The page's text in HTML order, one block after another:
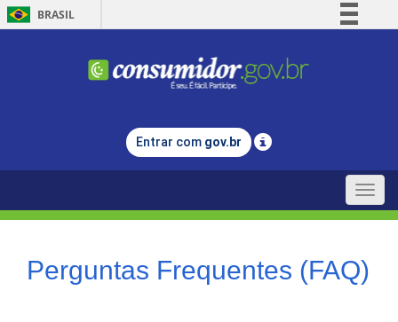
BRASIL
Comunica BR
Legislação
Entrar com gov.br
Toggle
Perguntas Frequentes (FAQ)